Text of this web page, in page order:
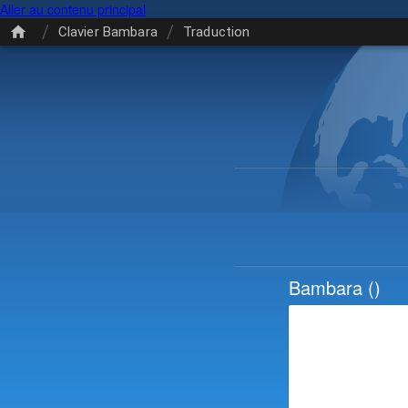
Aller au contenu principal
/ Clavier Bambara / Traduction
Bambara ()